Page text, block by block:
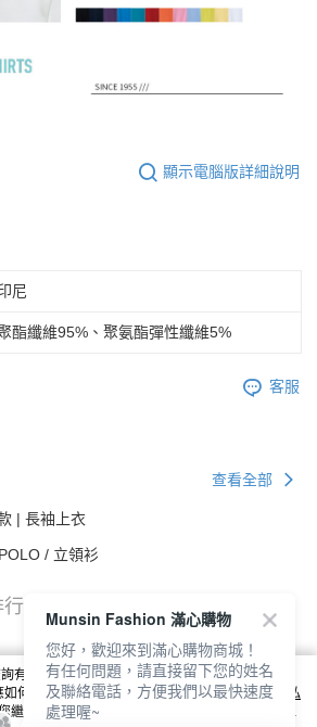
顯示電腦版詳細說明
尼
酯纖維95%、聚氨酯彈性纖維5%
客服
查看全部
| 長袖上衣
/ 立領衫
行
有關本網站使用 cookie 方式之詳情，及若您不希
何變更電腦的 cookie 設定，請參閱本網站「
隱私
繼續使用本網站即表示您同意本公司得按本網站使
Munsin Fashion 滿心購物
您好，歡迎來到滿心購物商城！
有任何問題，請直接留下您的姓名
及聯絡電話，方便我們以最快速度
處理喔~